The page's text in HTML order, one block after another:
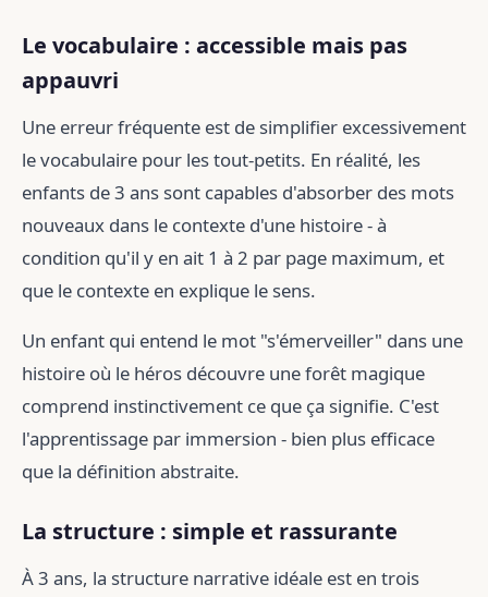
Le vocabulaire : accessible mais pas
appauvri
Une erreur fréquente est de simplifier excessivement
le vocabulaire pour les tout-petits. En réalité, les
enfants de 3 ans sont capables d'absorber des mots
nouveaux dans le contexte d'une histoire - à
condition qu'il y en ait 1 à 2 par page maximum, et
que le contexte en explique le sens.
Un enfant qui entend le mot "s'émerveiller" dans une
histoire où le héros découvre une forêt magique
comprend instinctivement ce que ça signifie. C'est
l'apprentissage par immersion - bien plus efficace
que la définition abstraite.
La structure : simple et rassurante
À 3 ans, la structure narrative idéale est en trois